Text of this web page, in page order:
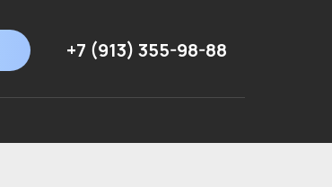
+7 (913) 355-98-88